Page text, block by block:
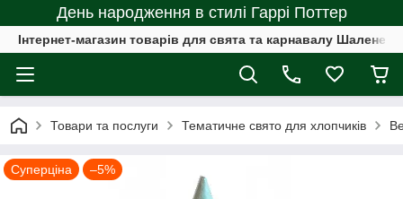
День народження в стилі Гаррі Поттер
Інтернет-магазин товарів для свята та карнавалу Шалене
Товари та послуги Тематичне свято для хлопчиків
Суперціна –5%